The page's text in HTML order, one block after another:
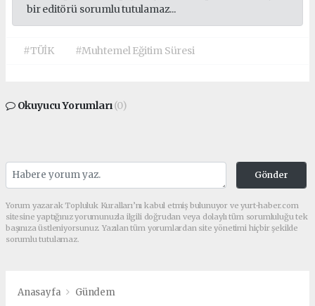
bir editörü sorumlu tutulamaz...
#TÜİK #Muhtemel Eğitim Süresi
Okuyucu Yorumları(0)
Gönder
Yorum yazarak Topluluk Kuralları’nı kabul etmiş bulunuyor ve yurt-haber.com
sitesine yaptığınız yorumunuzla ilgili doğrudan veya dolaylı tüm sorumluluğu tek
başınıza üstleniyorsunuz. Yazılan tüm yorumlardan site yönetimi hiçbir şekilde
sorumlu tutulamaz.
Anasayfa Gündem